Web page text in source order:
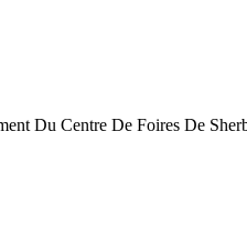
Du Centre De Foires De